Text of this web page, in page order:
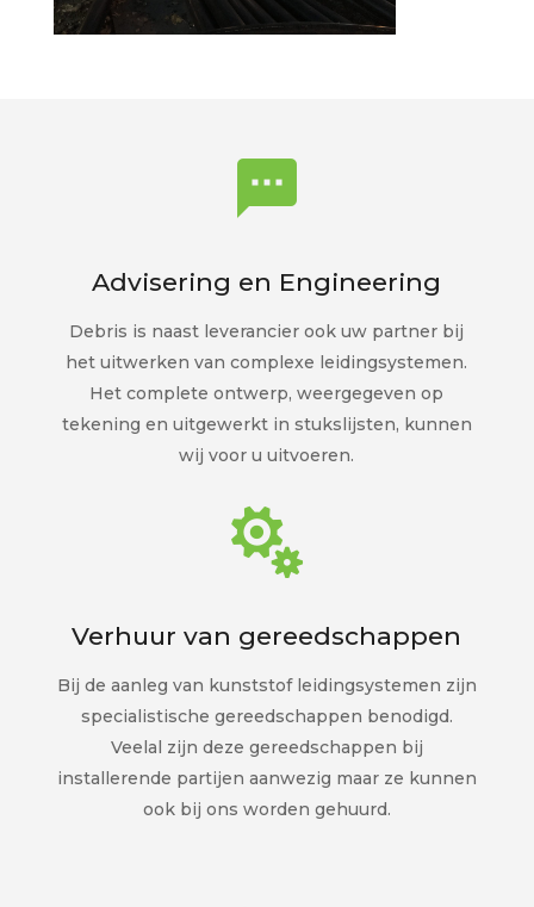

Advisering en Engineering
Debris is naast leverancier ook uw partner bij
het uitwerken van complexe leidingsystemen.
Het complete ontwerp, weergegeven op
tekening en uitgewerkt in stukslijsten, kunnen
wij voor u uitvoeren.

Verhuur van gereedschappen
Bij de aanleg van kunststof leidingsystemen zijn
specialistische gereedschappen benodigd.
Veelal zijn deze gereedschappen bij
installerende partijen aanwezig maar ze kunnen
ook bij ons worden gehuurd.